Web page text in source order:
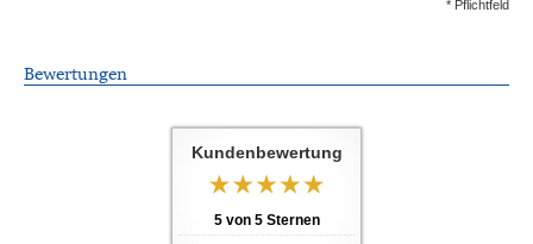
* Pflichtfeld
Bewertungen
Kundenbewertung
5von 5Sternen